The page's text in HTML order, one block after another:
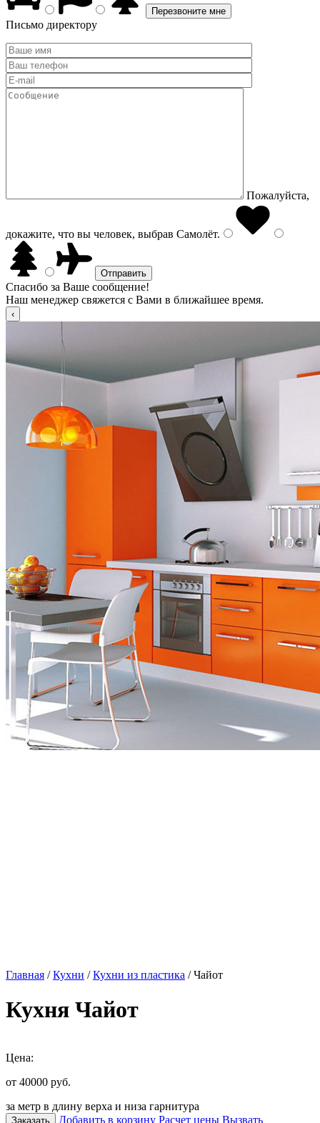
Письмо директору
Пожалуйста,
докажите, что вы человек, выбрав Самолёт.
Спасибо за Ваше сообщение!
Наш менеджер свяжется с Вами в ближайшее время.
Главная /Кухни /Кухни из пластика / Чайот
Кухня Чайот
Цена:
от 40000 руб.
за метр в длину верха и низа гарнитура
Заказать Добавить в корзину Расчет цены Вызвать